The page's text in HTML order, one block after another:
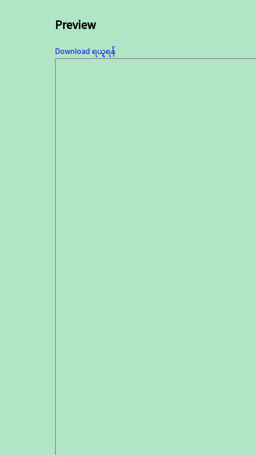
Preview
Download ရယူရန်